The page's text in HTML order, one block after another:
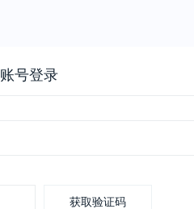
账号登录
获取验证码